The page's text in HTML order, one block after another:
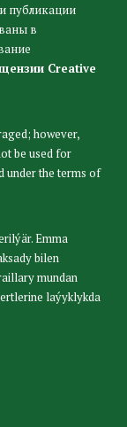
публикации
в
Creative
however,
be used for
under the terms of
Emma
bilen
mundan
laýyklykda